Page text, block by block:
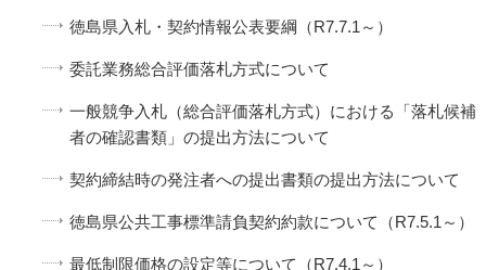
徳島県入札・契約情報公表要綱（R7.7.1～）
委託業務総合評価落札方式について
一般競争入札（総合評価落札方式）における「落札候補
者の確認書類」の提出方法について
契約締結時の発注者への提出書類の提出方法について
徳島県公共工事標準請負契約約款について（R7.5.1～）
最低制限価格の設定等について（R7.4.1～）